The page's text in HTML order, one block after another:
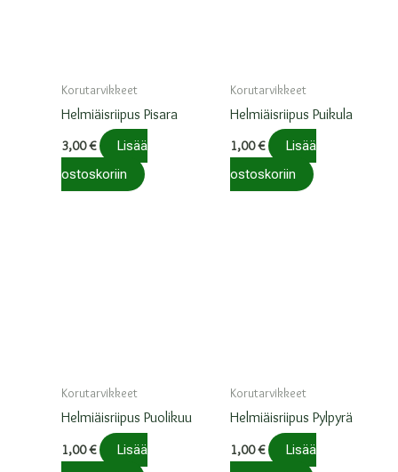
Korutarvikkeet
Helmiäisriipus Pisara
3,00€
Lisää
ostoskoriin
Korutarvikkeet
Helmiäisriipus Puikula
1,00€
Lisää
ostoskoriin
Korutarvikkeet
Helmiäisriipus Puolikuu
1,00€
Lisää
Korutarvikkeet
Helmiäisriipus Pylpyrä
1,00€
Lisää